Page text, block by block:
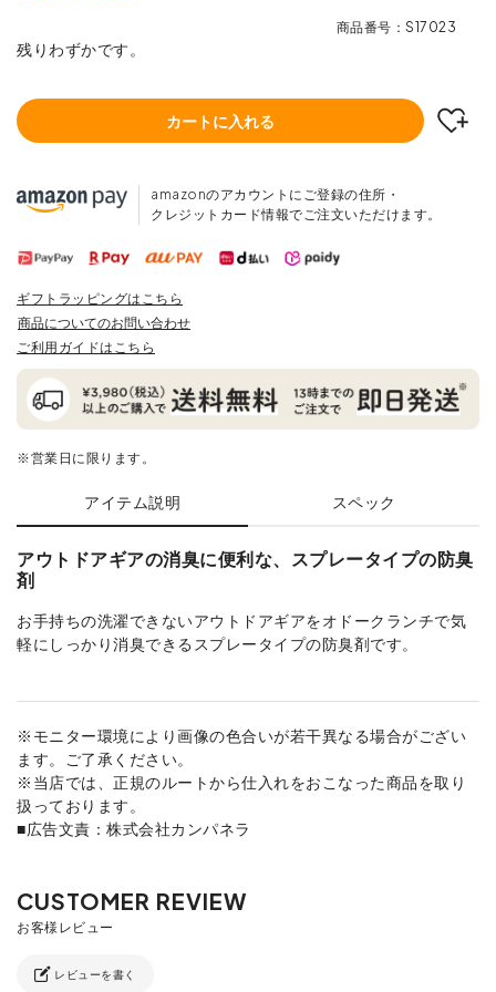
商品番号 S17023
残りわずかです。
カートに入れる
amazonのアカウントにご登録の住所・
クレジットカード情報でご注文いただけます。
ギフトラッピングはこちら
商品についてのお問い合わせ
ご利用ガイドはこちら
※営業日に限ります。
アイテム説明 スペック
アウトドアギアの消臭に便利な、スプレータイプの防臭
剤
お手持ちの洗濯できないアウトドアギアをオドークランチで気
軽にしっかり消臭できるスプレータイプの防臭剤です。
※モニター環境により画像の色合いが若干異なる場合がござい
ます。ご了承ください。
※当店では、正規のルートから仕入れをおこなった商品を取り
扱っております。
■広告文責：株式会社カンパネラ
レビューを書く